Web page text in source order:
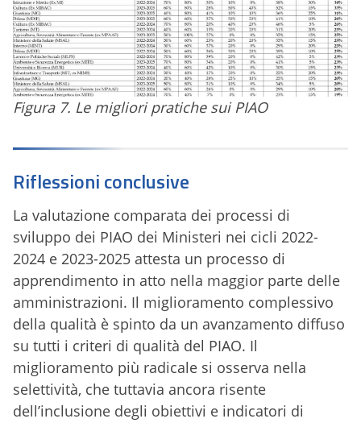
Figura 7. Le migliori pratiche sui PIAO
Riflessioni conclusive
La valutazione comparata dei processi di
sviluppo dei PIAO dei Ministeri nei cicli 2022-
2024 e 2023-2025 attesta un processo di
apprendimento in atto nella maggior parte delle
amministrazioni. Il miglioramento complessivo
della qualità è spinto da un avanzamento diffuso
su tutti i criteri di qualità del PIAO. Il
miglioramento più radicale si osserva nella
selettività, che tuttavia ancora risente
dell’inclusione degli obiettivi e indicatori di